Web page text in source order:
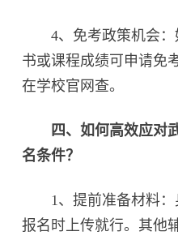
4、免考政策机会：
书或课程成绩可申请免
在学校官网查。
四、如何高效应对
名条件？
1、提前准备材料：
报名时上传就行。其他